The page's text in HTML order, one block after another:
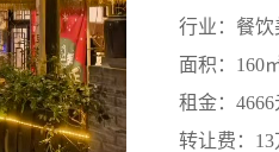
行业：餐饮
面积：160
租金：4666
转让费：13